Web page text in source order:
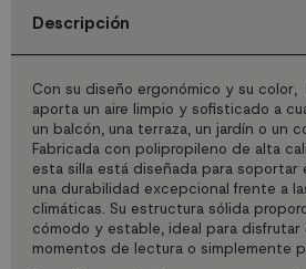
Descripción
Con su diseño ergonómico y su color,
aporta un aire limpio y sofisticado a
un balcón, una terraza, un jardín o un
Fabricada con polipropileno de alta
esta silla está diseñada para soportar
una durabilidad excepcional frente a
climáticas. Su estructura sólida
cómodo y estable, ideal para disfrutar
momentos de lectura o simplemente